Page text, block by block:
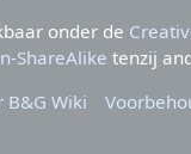
onder de
ShareAlike tenzij
B&G Wiki